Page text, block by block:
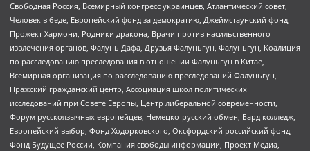
Свободная Россия, Всемирный конгресс украинцев, Атлантический совет,
Человек в беде, Европейский фонд за демократию, Джеймстаунский фонд,
Прожект Хармони, Родники дракона, Врачи против насильственного
извлечения органов, Фалунь Дафа, Друзья Фалуньгун, Фалуньгун, Коалиция
по расследованию преследования в отношении Фалуньгун в Китае,
Всемирная организация по расследованию преследований Фалуньгун,
Пражский гражданский центр, Ассоциация школ политических
исследований при Совете Европы, Центр либеральной современности,
Форум русскоязычных европейцев, Немецко-русский обмен, Бард колледж,
Европейский выбор, Фонд Ходорковского, Оксфордский российский фонд,
Фонд Будущее России, Компания свободы информации, Проект Медиа,